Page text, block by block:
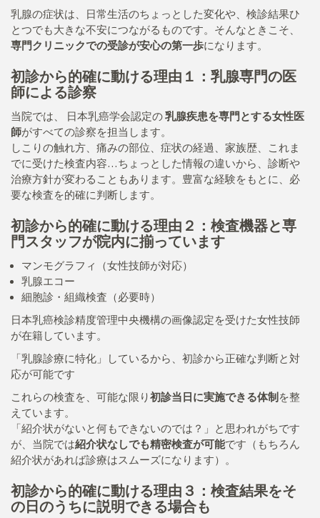
乳腺の症状は、日常生活のちょっとした変化や、検診結果ひ
とつでも大きな不安につながるものです。そんなときこそ、
専門クリニックでの受診が安心の第一歩になります。
初診から的確に動ける理由１：乳腺専門の医
師による診察
当院では、 日本乳癌学会認定の乳腺疾患を専門とする女性医
師がすべての診察を担当します。
しこりの触れ方、痛みの部位、症状の経過、家族歴、これま
でに受けた検査内容…ちょっとした情報の違いから、診断や
治療方針が変わることもあります。豊富な経験をもとに、必
要な検査を的確に判断します。
初診から的確に動ける理由２：検査機器と専
門スタッフが院内に揃っています
マンモグラフィ（女性技師が対応）
乳腺エコー
細胞診・組織検査（必要時）
日本乳癌検診精度管理中央機構の画像認定を受けた女性技師
が在籍しています。
「乳腺診療に特化」しているから、初診から正確な判断と対
応が可能です
これらの検査を、可能な限り初診当日に実施できる体制 を整
えています。
「紹介状がないと何もできないのでは？」と思われがちです
が、当院では紹介状なしでも精密検査が可能です（もちろん
紹介状があれば診療はスムーズになります）。
初診から的確に動ける理由３：検査結果をそ
の日のうちに説明できる場合も